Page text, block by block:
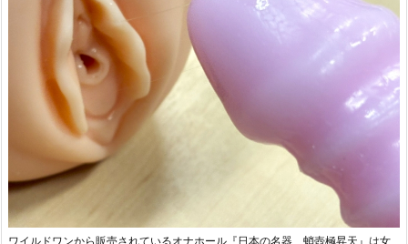
ワイルドワンから販売されているオナホール『日本の名器 蛸壺極昇天』は女